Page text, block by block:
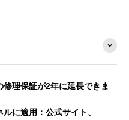
修理保証が2年に延長できま
に適用：公式サイト、